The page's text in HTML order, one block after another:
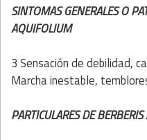
SINTOMAS GENERALES O
AQUIFOLIUM
3 Sensación de debilidad,
Marcha inestable,
PARTICULARES DE